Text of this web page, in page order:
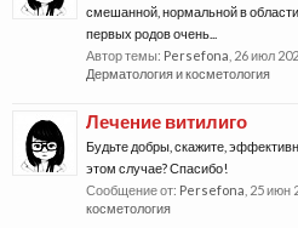
смешанной, нормальной в
первых родов очень...
Автор темы: Persefona 26 июл
Дерматология и косметология
Лечение витилиго
Будьте добры, скажите,
этом случае? Спасибо!
Сообщение от: Persefona 25 июн
косметология